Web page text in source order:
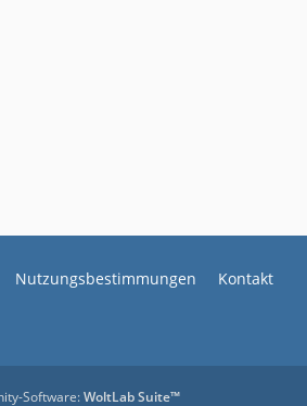
Nutzungsbestimmungen Kontakt
Software:WoltLab Suite™